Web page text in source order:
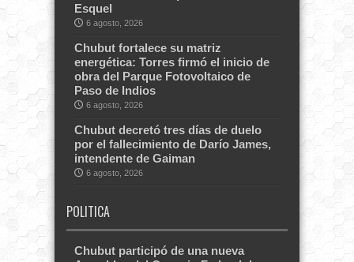
Esquel
6 agosto, 2026
Chubut fortalece su matriz
energética: Torres firmó el inicio de
obra del Parque Fotovoltaico de
Paso de Indios
6 agosto, 2026
Chubut decretó tres días de duelo
por el fallecimiento de Darío James,
intendente de Gaiman
6 agosto, 2026
POLITICA
Chubut participó de una nueva